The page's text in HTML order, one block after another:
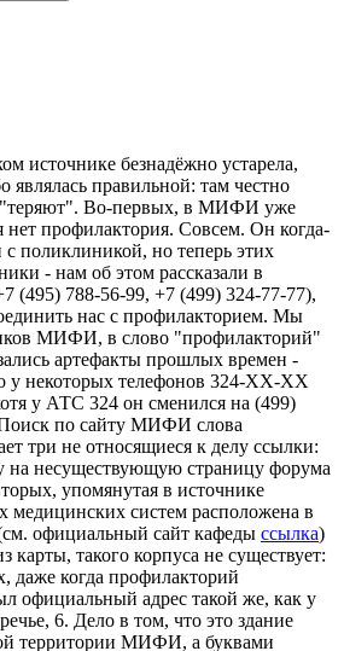
источнике безнадёжно устарела,
являлась правильной: там честно
"теряют". Во-первых, в МИФИ уже
нет профилактория. Совсем. Он когда-
поликлиникой, но теперь этих
- нам об этом рассказали в
(495) 788-56-99, +7 (499) 324-77-77),
нас с профилакторием. Мы
МИФИ, в слово "профилакторий"
артефакты прошлых времен -
у некоторых телефонов 324-ХХ-ХХ
у АТС 324 он сменился на (499)
Поиск по сайту МИФИ слова
три не относящиеся к делу ссылки:
на несуществующую страницу форума
упомянутая в источнике
медицинских систем расположена в
официальный сайт кафеды ссылка)
карты, такого корпуса не существует:
даже когда профилакторий
официальный адрес такой же, как у
6. Дело в том, что это здание
территории МИФИ, а буквами